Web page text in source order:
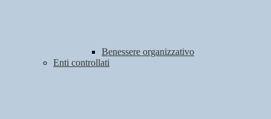
Benessere organizzativo
Enti controllati